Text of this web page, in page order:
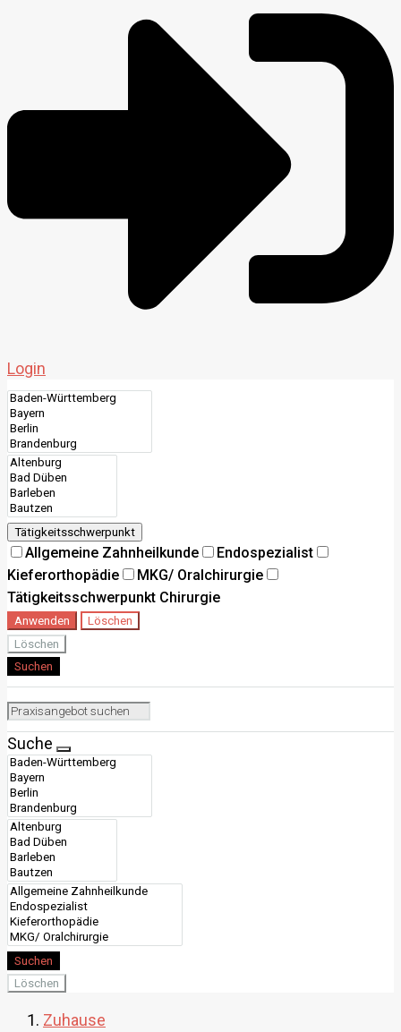
Login
Tätigkeitsschwerpunkt
Allgemeine Zahnheilkunde
Endospezialist
Kieferorthopädie
MKG/ Oralchirurgie
Tätigkeitsschwerpunkt Chirurgie
Anwenden
Löschen
Löschen
Suchen
Suche
Suchen
Löschen
Zuhause